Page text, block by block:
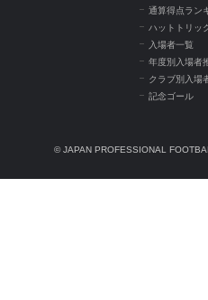
通算得点ラン
ハットトリッ
入場者一覧
年度別入場者
クラブ別入場
記念ゴール
© JAPAN PROFESSIONAL